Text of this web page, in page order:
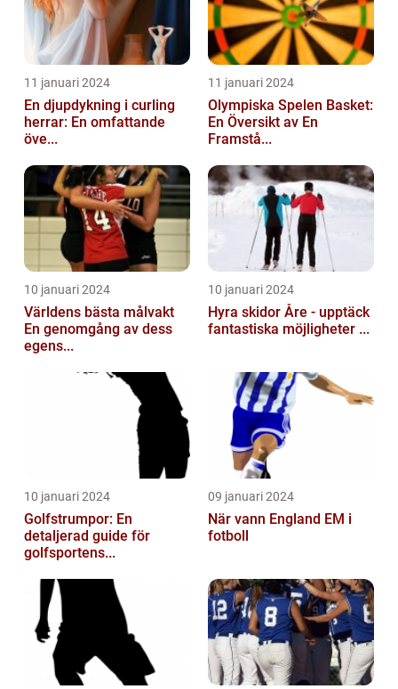
11 januari 2024
En djupdykning i curling
herrar: En omfattande
öve...
11 januari 2024
Olympiska Spelen Basket:
En Översikt av En
Framstå...
10 januari 2024
Världens bästa målvakt
En genomgång av dess
egens...
10 januari 2024
Hyra skidor Åre - upptäck
fantastiska möjligheter ...
10 januari 2024
Golfstrumpor: En
detaljerad guide för
golfsportens...
09 januari 2024
När vann England EM i
fotboll